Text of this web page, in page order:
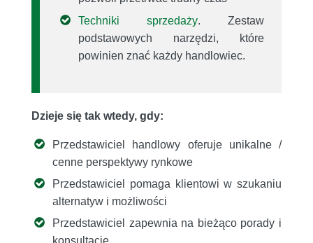
Techniki sprzedaży. Zestaw
podstawowych narzędzi, które
powinien znać każdy handlowiec.
Dzieje się tak wtedy, gdy:
Przedstawiciel handlowy oferuje unikalne /
cenne perspektywy rynkowe
Przedstawiciel pomaga klientowi w szukaniu
alternatyw i możliwości
Przedstawiciel zapewnia na bieżąco porady i